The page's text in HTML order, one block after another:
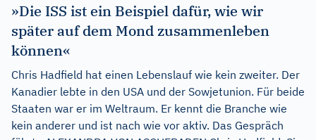
»Die ISS ist ein Beispiel dafür, wie wir
später auf dem Mond zusammenleben
können«
Chris Hadfield hat einen Lebenslauf wie kein zweiter. Der
Kanadier lebte in den USA und der Sowjetunion. Für beide
Staaten war er im Weltraum. Er kennt die Branche wie
kein anderer und ist nach wie vor aktiv. Das Gespräch